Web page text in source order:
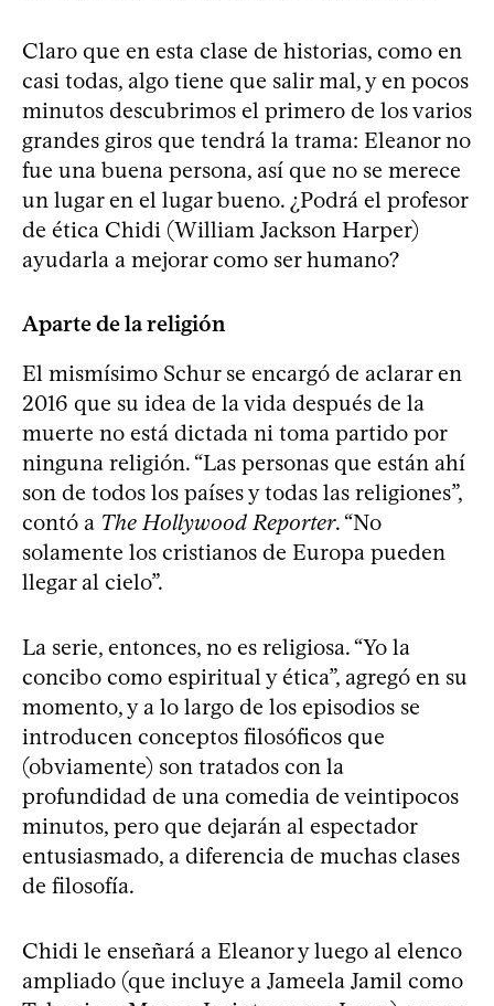
Claro que en esta clase de historias, como en
casi todas, algo tiene que salir mal, y en pocos
minutos descubrimos el primero de los varios
grandes giros que tendrá la trama: Eleanor no
fue una buena persona, así que no se merece
un lugar en el lugar bueno. ¿Podrá el profesor
de ética Chidi (William Jackson Harper)
ayudarla a mejorar como ser humano?
Aparte de la religión
El mismísimo Schur se encargó de aclarar en
2016 que su idea de la vida después de la
muerte no está dictada ni toma partido por
ninguna religión. “Las personas que están ahí
son de todos los países y todas las religiones”,
contó a The Hollywood Reporter. “No
solamente los cristianos de Europa pueden
llegar al cielo”.
La serie, entonces, no es religiosa. “Yo la
concibo como espiritual y ética”, agregó en su
momento, y a lo largo de los episodios se
introducen conceptos filosóficos que
(obviamente) son tratados con la
profundidad de una comedia de veintipocos
minutos, pero que dejarán al espectador
entusiasmado, a diferencia de muchas clases
de filosofía.
Chidi le enseñará a Eleanor y luego al elenco
ampliado (que incluye a Jameela Jamil como